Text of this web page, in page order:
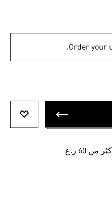
Order your
60 ر.ع